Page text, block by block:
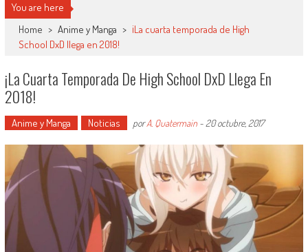
You are here
Home > Anime y Manga > ¡La cuarta temporada de High
School DxD llega en 2018!
¡La Cuarta Temporada De High School DxD Llega En
2018!
Anime y Manga Noticias porA. Quatermain- 20 octubre, 2017